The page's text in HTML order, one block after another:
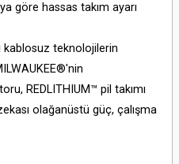
göre hassas takım ayarı
kablosuz teknolojilerin
REDLITHIUM™ pil takımı
olağanüstü güç, çalışma